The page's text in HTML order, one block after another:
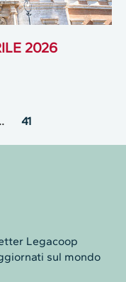
2026
41
Legacoop
sul mondo